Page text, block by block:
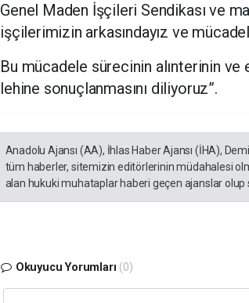
Genel Maden İşçileri Sendikası ve
işçilerimizin arkasındayız ve
Bu mücadele sürecinin alınterinin ve
lehine sonuçlanmasını diliyoruz”.
Anadolu Ajansı (AA), İhlas Haber Ajansı (İHA),
tüm haberler, sitemizin editörlerinin müdahalesi
alan hukuki muhataplar haberi geçen ajanslar
Okuyucu Yorumları (0)